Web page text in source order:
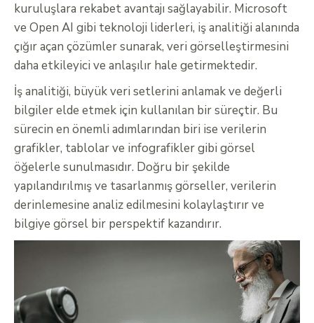
kuruluşlara rekabet avantajı sağlayabilir. Microsoft
ve Open AI gibi teknoloji liderleri, iş analitiği alanında
çığır açan çözümler sunarak, veri görselleştirmesini
daha etkileyici ve anlaşılır hale getirmektedir.
İş analitiği, büyük veri setlerini anlamak ve değerli
bilgiler elde etmek için kullanılan bir süreçtir. Bu
sürecin en önemli adımlarından biri ise verilerin
grafikler, tablolar ve infografikler gibi görsel
öğelerle sunulmasıdır. Doğru bir şekilde
yapılandırılmış ve tasarlanmış görseller, verilerin
derinlemesine analiz edilmesini kolaylaştırır ve
bilgiye görsel bir perspektif kazandırır.